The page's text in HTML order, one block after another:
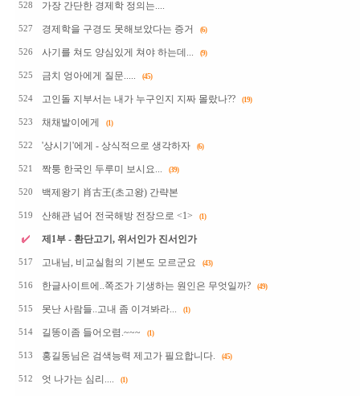
528 가장 간단한 경제학 정의는....
527 경제학을 구경도 못해보았다는 증거 (6)
526 사기를 쳐도 양심있게 쳐야 하는데... (9)
525 금치 엉아에게 질문..... (45)
524 고인돌 지부서는 내가 누구인지 지짜 몰랐나?? (19)
523 채채발이에게 (1)
522 '상시기'에게 - 상식적으로 생각하자 (6)
521 짝퉁 한국인 두루미 보시요... (39)
520 백제왕기 肖古王(초고왕) 간략본
519 산해관 넘어 전국해방 전장으로 <1> (1)
제1부 - 환단고기, 위서인가 진서인가
517 고내님, 비교실험의 기본도 모르군요 (43)
516 한글사이트에..쪽조가 기생하는 원인은 무엇일까? (49)
515 못난 사람들..고내 좀 이겨봐라... (1)
514 길똥이좀 들어오렴.~~~ (1)
513 홍길동님은 검색능력 제고가 필요합니다. (45)
512 엇 나가는 심리.... (1)